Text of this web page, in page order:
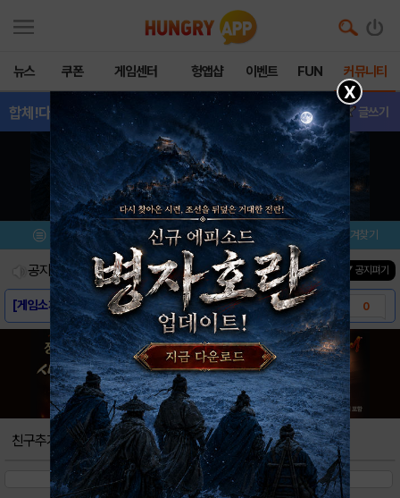
뉴스 쿠폰 게임센터 헝앱샵 이벤트 FUN 커뮤니티
합체!다이노로봇-티 - 친구추가 글쓰기
메뉴 이벤트/미션 설치/평가 즐겨찾기
공지사항 진행중인 이벤트0건 ▼ 공지펴기
[게임소개] - 합체! 다이노 로봇 - 티라노.. 0
친구추가
X